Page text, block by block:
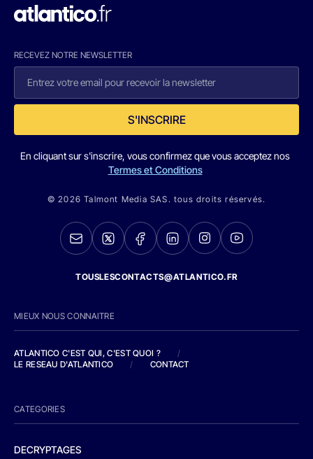
RECEVEZ NOTRE NEWSLETTER
S'INSCRIRE
En cliquant sur s'inscrire, vous confirmez que vous acceptez nos
Termes et Conditions
© 2026 Talmont Media SAS. tous droits réservés.
TOUSLESCONTACTS@ATLANTICO.FR
MIEUX NOUS CONNAITRE
ATLANTICO C'EST QUI, C'EST QUOI ?
/
LE RESEAU D'ATLANTICO
/ CONTACT
CATEGORIES
DECRYPTAGES